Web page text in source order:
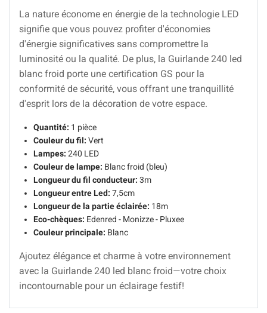
La nature économe en énergie de la technologie LED
signifie que vous pouvez profiter d'économies
d'énergie significatives sans compromettre la
luminosité ou la qualité. De plus, la Guirlande 240 led
blanc froid porte une certification GS pour la
conformité de sécurité, vous offrant une tranquillité
d'esprit lors de la décoration de votre espace.
Quantité: 1 pièce
Couleur du fil: Vert
Lampes: 240 LED
Couleur de lampe: Blanc froid (bleu)
Longueur du fil conducteur: 3m
Longueur entre Led: 7,5cm
Longueur de la partie éclairée: 18m
Eco-chèques: Edenred - Monizze - Pluxee
Couleur principale: Blanc
Ajoutez élégance et charme à votre environnement
avec la Guirlande 240 led blanc froid—votre choix
incontournable pour un éclairage festif!